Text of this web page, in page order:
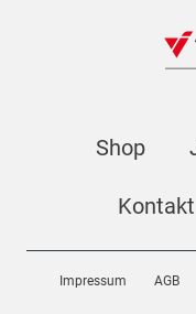
Shop
Kontakt
Impressum AGB